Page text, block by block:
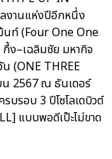
งานแห่งปีอีกหนึ่ง
นท์ (Four One One
–เฉลิมชัย มหากิจ
(ONE THREE
น 2567 ณ ธันเดอร์
บรอบ 3 ปีโซโลเดบิวต์
แบบพอดีเป๊ะไม่ขาด